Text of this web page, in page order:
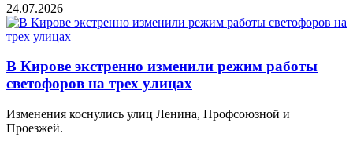
24.07.2026
В Кирове экстренно изменили режим работы
светофоров на трех улицах
Изменения коснулись улиц Ленина, Профсоюзной и
Проезжей.